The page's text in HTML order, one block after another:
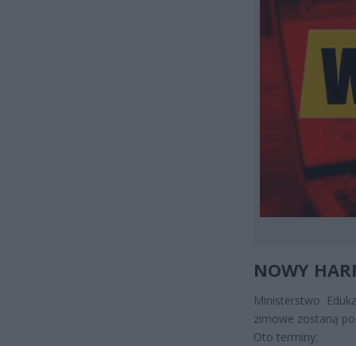
NOWY
Ministerstwo
zimowe zostaną
Oto terminy: